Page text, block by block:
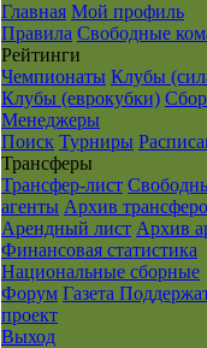
Главная Мой профиль
Правила Свободные
Рейтинги
Чемпионаты Клубы
Клубы (еврокубки)
Менеджеры
Поиск Турниры
Транcферы
Трансфер-лист
агенты Архив
Арендный лист Архив
Финансовая статистика
Национальные сборные
Форум Газета
проект
Выход